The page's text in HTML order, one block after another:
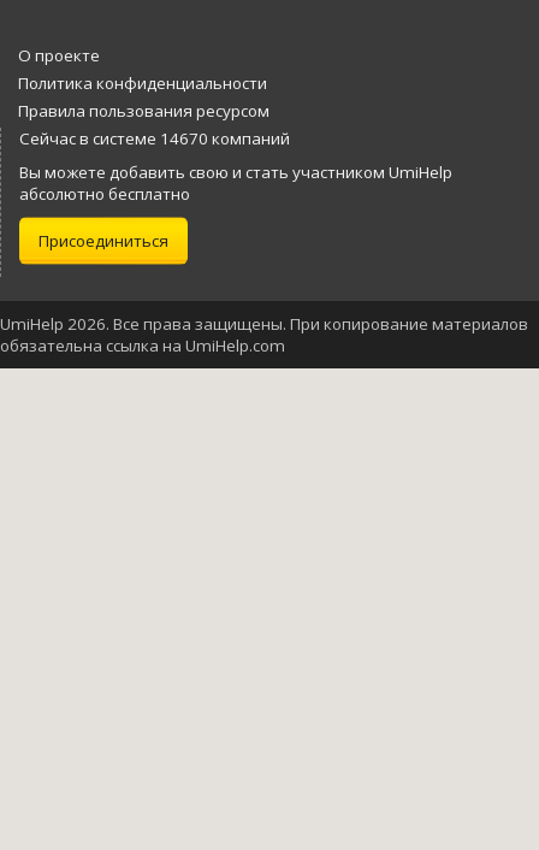
О проекте
Политика конфиденциальности
Правила пользования ресурсом
Сейчас в системе 14670 компаний
Вы можете добавить свою и стать участником UmiHelp
абсолютно бесплатно
Присоединиться
UmiHelp 2026. Все права защищены. При копирование материалов
обязательна ссылка на UmiHelp.com